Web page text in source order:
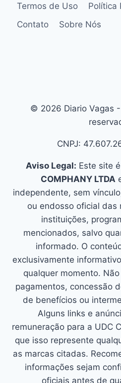
Termos de Uso
Política
Contato
Sobre Nós
© 2026 Diario Vagas
CNPJ:
Aviso Legal: Este site
COMPHANY LTDA
independente, sem
ou endosso oficial das
instituições,
mencionados, salvo
informado. O
exclusivamente
qualquer momento.
pagamentos, concessão
de benefícios ou
Alguns links e
remuneração para a UDC
que isso represente
as marcas citadas.
informações sejam
oficiais antes de